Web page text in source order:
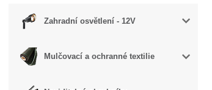
Zahradní osvětlení - 12V
Mulčovací a ochranné textilie